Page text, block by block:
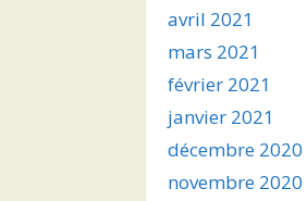
avril 2021
mars 2021
février 2021
janvier 2021
décembre 2020
novembre 2020